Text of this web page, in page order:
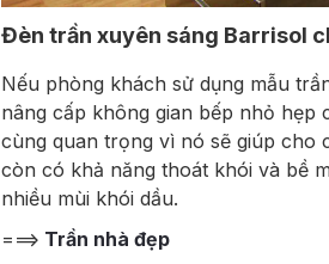
Đèn trần xuyên sáng Barrisol
Nếu phòng khách sử dụng mẫu
nâng cấp không gian bếp nhỏ hẹp
cùng quan trọng vì nó sẽ giúp cho
còn có khả năng thoát khói và bề
nhiều mùi khói dầu.
===> Trần nhà đẹp